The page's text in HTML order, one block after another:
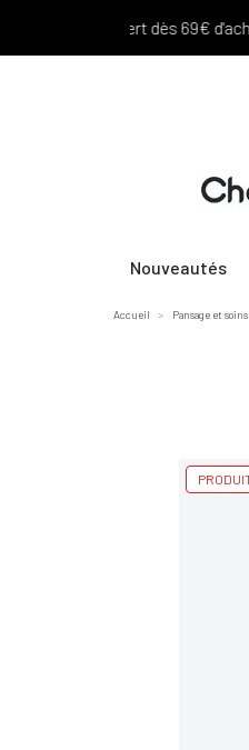
Port offert dès 69€ d'achats
Nouveautés
Accueil Pansage et soins